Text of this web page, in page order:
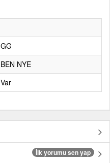
GG
BEN NYE
Var
İlk yorumu sen yap